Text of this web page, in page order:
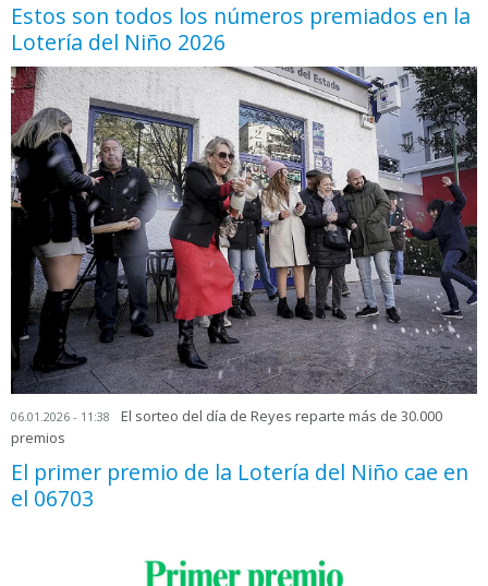
Estos son todos los números premiados en la
Lotería del Niño 2026
06.01.2026 - 11:38
El sorteo del día de Reyes reparte más de 30.000
premios
El primer premio de la Lotería del Niño cae en
el 06703